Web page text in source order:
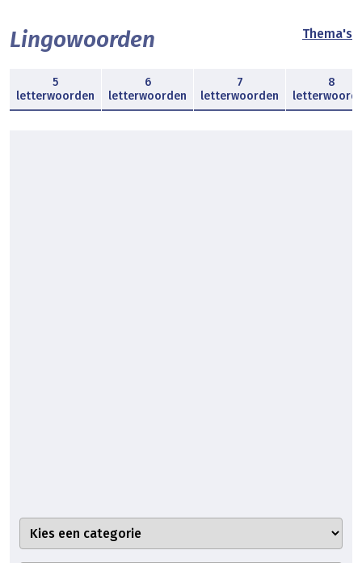
Lingowoorden Thema's
5
letterwoorden
6
letterwoorden
7
letterwoorden
8